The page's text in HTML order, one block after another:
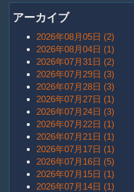
アーカイブ
2026年08月05日 (2)
2026年08月04日 (1)
2026年07月31日 (2)
2026年07月29日 (3)
2026年07月28日 (3)
2026年07月27日 (1)
2026年07月24日 (3)
2026年07月22日 (1)
2026年07月21日 (1)
2026年07月17日 (1)
2026年07月16日 (5)
2026年07月15日 (1)
2026年07月14日 (1)